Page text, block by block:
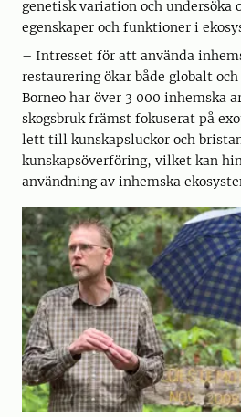
genetisk variation och undersöka
egenskaper och funktioner i
– Intresset för att använda
restaurering ökar både globalt
Borneo har över 3 000 inhemska
skogsbruk främst fokuserat på
lett till kunskapsluckor och
kunskapsöverföring, vilket kan
användning av inhemska